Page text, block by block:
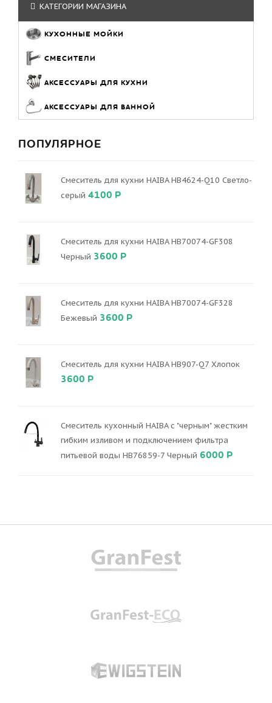
КАТЕГОРИИ МАГАЗИНА
КУХОННЫЕ МОЙКИ
СМЕСИТЕЛИ
АКСЕССУАРЫ ДЛЯ КУХНИ
АКСЕССУАРЫ ДЛЯ ВАННОЙ
ПОПУЛЯРНОЕ
Смеситель для кухни HAIBA HB4624-Q10 Светло-
серый 4100 Р
Смеситель для кухни HAIBA HB70074-GF308
Черный 3600 Р
Смеситель для кухни HAIBA HB70074-GF328
Бежевый 3600 Р
Смеситель для кухни HAIBA HB907-Q7 Хлопок
3600 Р
Смеситель кухонный HAIBA с "черным" жестким
гибким изливом и подключением фильтра
питьевой воды HB76859-7 Черный 6000 Р